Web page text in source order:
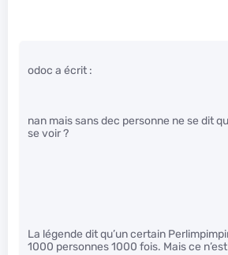
odoc a écrit :
nan mais sans dec personne ne se dit
se voir ?
La légende dit qu’un certain
1000 personnes 1000 fois. Mais ce